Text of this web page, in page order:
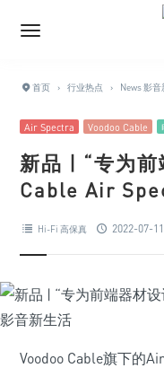
首页 › 行业热点 › News 影音
Air Spectra Voodoo Cable
新品 | “专为前
Cable Air
Hi-Fi 高保真 2022-07-11
Voodoo Cable旗下的